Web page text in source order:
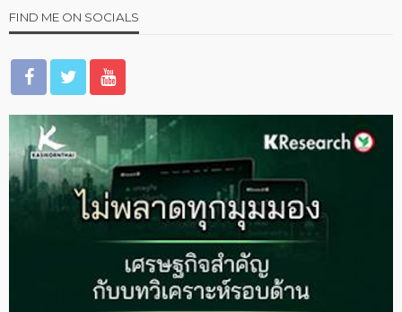
FIND ME ON SOCIALS